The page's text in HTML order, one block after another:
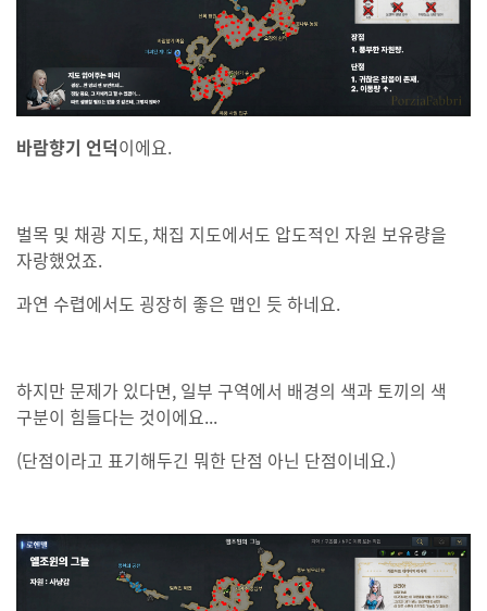
바람향기 언덕이에요.
벌목 및 채광 지도, 채집 지도에서도 압도적인 자원 보유량을
자랑했었죠.
과연 수렵에서도 굉장히 좋은 맵인 듯 하네요.
하지만 문제가 있다면, 일부 구역에서 배경의 색과 토끼의 색
구분이 힘들다는 것이에요...
(단점이라고 표기해두긴 뭐한 단점 아닌 단점이네요.)